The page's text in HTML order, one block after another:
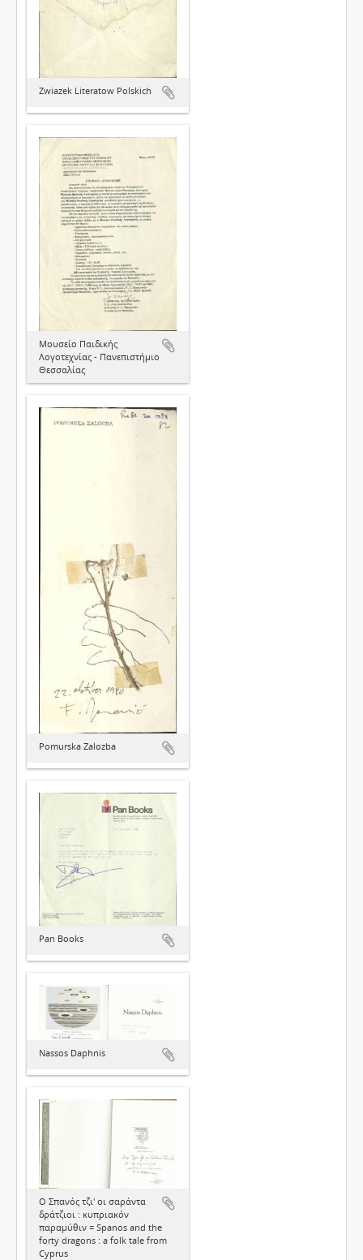
Zwiazek Literatow Polskich
Μουσείο Παιδικής
Λογοτεχνίας - Πανεπιστήμιο
Θεσσαλίας
Pomurska Zalozba
Pan Books
Nassos Daphnis
Ο Σπανός τζι' οι σαράντα
δράτζιοι : κυπριακόν
παραμύθιν = Spanos and the
forty dragons : a folk tale from
Cyprus